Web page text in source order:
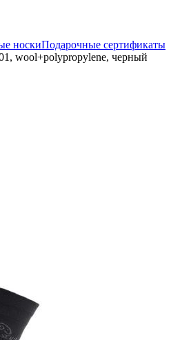
носкиПодарочные сертификаты
wool+polypropylene, черный